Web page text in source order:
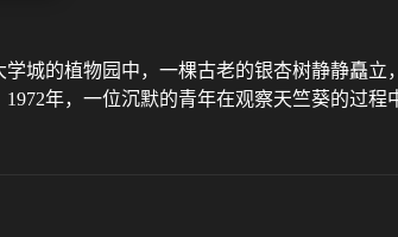
城的植物园中，一棵古老的银杏树静静矗
年，一位沉默的青年在观察天竺葵的过